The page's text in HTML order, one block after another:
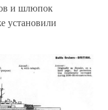
и шлюпок
установили